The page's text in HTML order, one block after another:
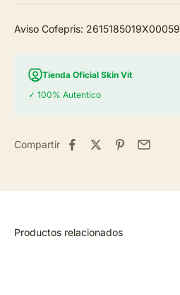
Aviso Cofepris: 2615185019X00059
Tienda Oficial Skin Vit
✓ 100% Autentico
Compartir